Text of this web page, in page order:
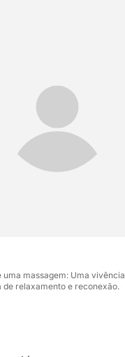
uma massagem: Uma vivência
de relaxamento e reconexão.